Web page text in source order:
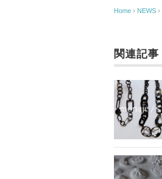
Home › NEWS ›
関連記事